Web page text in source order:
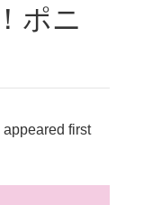
appeared first